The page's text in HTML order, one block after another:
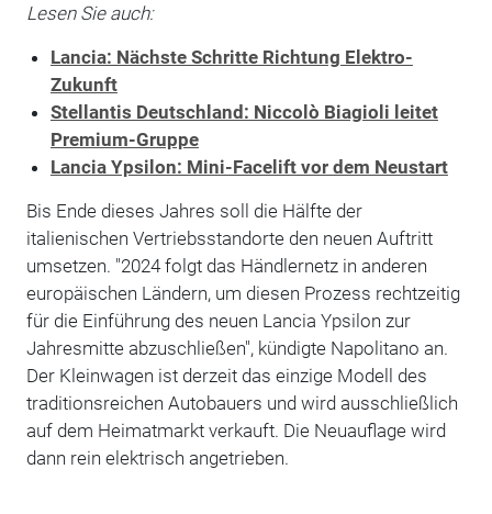
Lesen Sie auch:
Lancia: Nächste Schritte Richtung Elektro-
Zukunft
Stellantis Deutschland: Niccolò Biagioli leitet
Premium-Gruppe
Lancia Ypsilon: Mini-Facelift vor dem Neustart
Bis Ende dieses Jahres soll die Hälfte der
italienischen Vertriebsstandorte den neuen Auftritt
umsetzen. "2024 folgt das Händlernetz in anderen
europäischen Ländern, um diesen Prozess rechtzeitig
für die Einführung des neuen Lancia Ypsilon zur
Jahresmitte abzuschließen", kündigte Napolitano an.
Der Kleinwagen ist derzeit das einzige Modell des
traditionsreichen Autobauers und wird ausschließlich
auf dem Heimatmarkt verkauft. Die Neuauflage wird
dann rein elektrisch angetrieben.